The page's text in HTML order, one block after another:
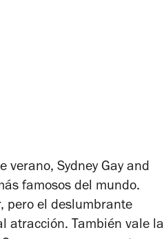
verano, Sydney Gay and
famosos del mundo.
pero el deslumbrante
atracción. También vale la